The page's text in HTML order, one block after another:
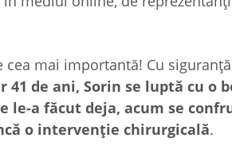
mai importantă! Cu
41 de ani, Sorin se luptă cu o
a făcut deja, acum se
o intervenție chirurgicală.